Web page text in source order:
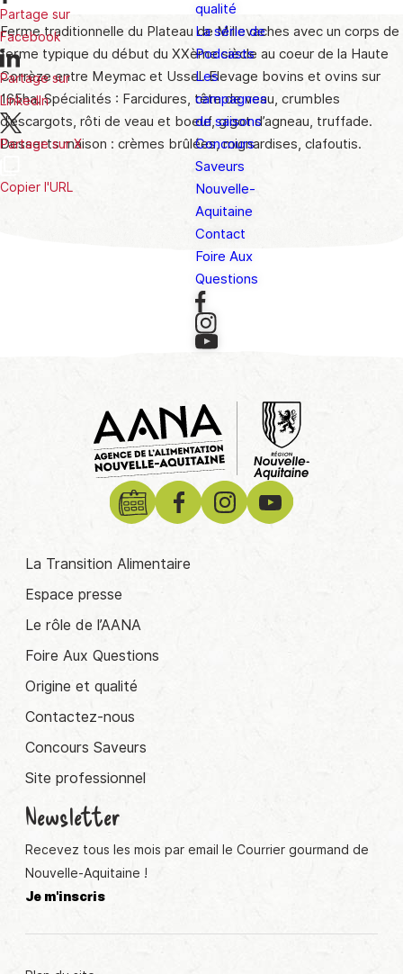
qualité
La série de
Podcasts
Les
campagnes
de saisons
Concours
Saveurs
Nouvelle-
Aquitaine
Contact
Foire Aux
Questions
Ferme traditionnelle du Plateau de Millevaches avec un corps de
ferme typique du début du XXème siècle au coeur de la Haute
Corrèze entre Meymac et Ussel. Elevage bovins et ovins sur
165ha. Spécialités : Farcidures, tête de veau, crumbles
d’escargots, rôti de veau et boeuf, gigot d’agneau, truffade.
Desserts maison : crèmes brûlées, mignardises, clafoutis.
Partage sur
Facebook
Partage sur
LinkedIn
Partage sur X
Copier l'URL
La Transition Alimentaire
Espace presse
Le rôle de l’AANA
Foire Aux Questions
Origine et qualité
Contactez-nous
Concours Saveurs
Site professionnel
Newsletter
Recevez tous les mois par email le Courrier gourmand de
Nouvelle-Aquitaine !
Je m'inscris